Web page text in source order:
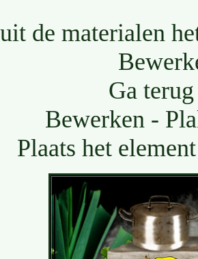
de materialen
Ga
Bewerken -
Plaats het